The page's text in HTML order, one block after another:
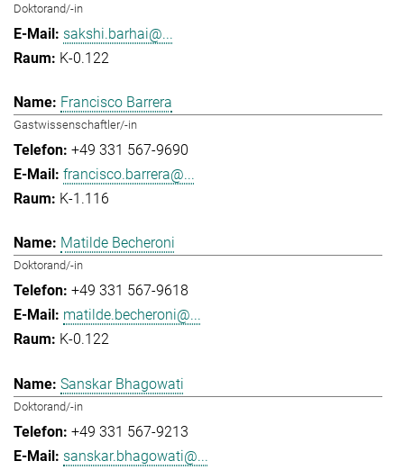
Doktorand/-in
sakshi.barhai@...
K-0.122
Francisco Barrera
Gastwissenschaftler/-in
+49 331 567-9690
francisco.barrera@...
K-1.116
Matilde Becheroni
Doktorand/-in
+49 331 567-9618
matilde.becheroni@...
K-0.122
Sanskar Bhagowati
Doktorand/-in
+49 331 567-9213
sanskar.bhagowati@...